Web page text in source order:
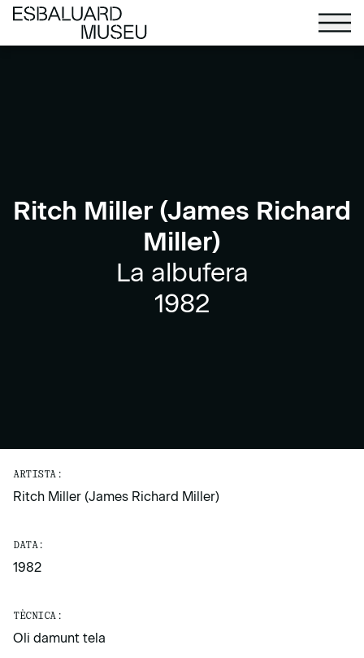
Ritch Miller (James Richard
Miller)
La albufera
1982
ARTISTA:
Ritch Miller (James Richard Miller)
DATA:
1982
TÈCNICA:
Oli damunt tela